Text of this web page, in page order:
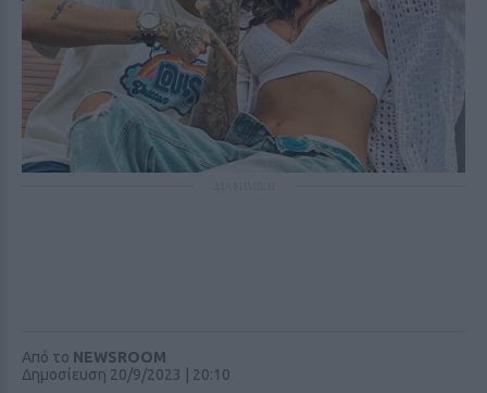
Από το NEWSROOM
Δημοσίευση 20/9/2023 | 20:10